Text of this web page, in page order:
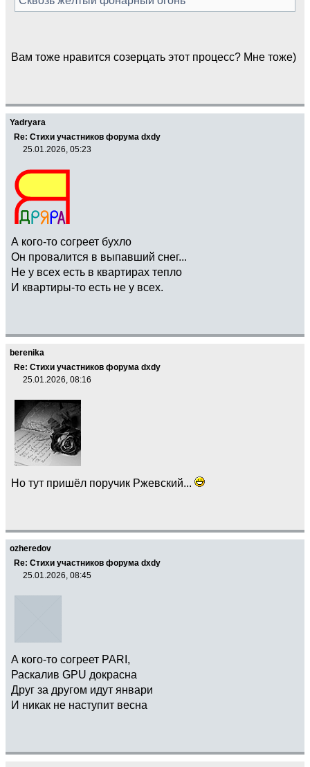
Вам тоже нравится созерцать этот процесс? Мне тоже)
Yadryara
Re: Стихи участников форума dxdy
25.01.2026, 05:23
А кого-то согреет бухло
Он провалится в выпавший снег...
Не у всех есть в квартирах тепло
И квартиры-то есть не у всех.
berenika
Re: Стихи участников форума dxdy
25.01.2026, 08:16
Но тут пришёл поручик Ржевский...
ozheredov
Re: Стихи участников форума dxdy
25.01.2026, 08:45
А кого-то согреет PARI,
Раскалив GPU докрасна
Друг за другом идут январи
И никак не наступит весна